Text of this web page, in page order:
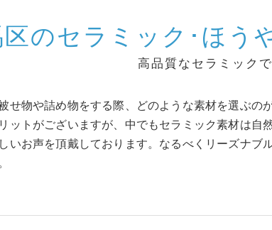
高品質なセラミック
のセラミック･ほう
せ物や詰め物をする際、どのような素材を選ぶ
ットがございますが、中でもセラミック素材は
いお声を頂戴しております。なるべくリーズナ